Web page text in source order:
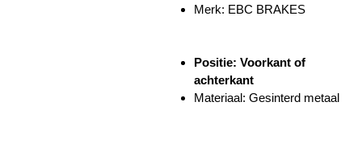
Merk: EBC BRAKES
Positie: Voorkant of
achterkant
Materiaal: Gesinterd metaal